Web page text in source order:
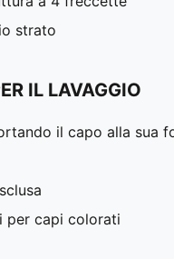
strato
IL LAVAGGIO
il capo alla sua
per capi colorati